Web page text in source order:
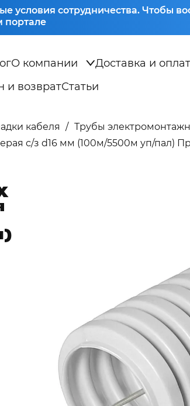
условия сотрудничества. Чтобы
портале
О компании Доставка и
и возвратСтатьи
кабеля
Трубы
с/з d16 мм (100м/5500м уп/пал)